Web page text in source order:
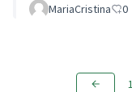
MariaCristina 0
1